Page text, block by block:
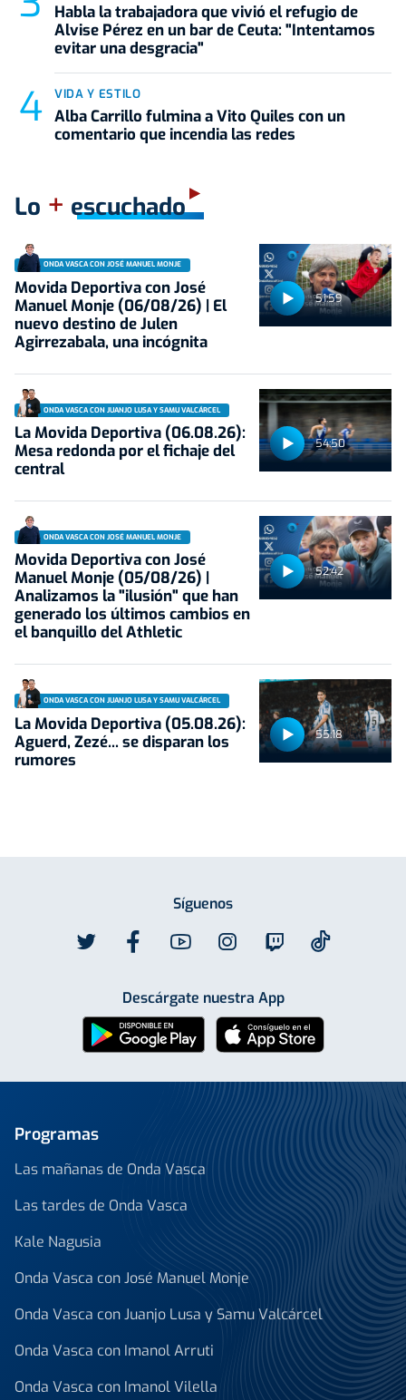
Habla la trabajadora que vivió el refugio de
Alvise Pérez en un bar de Ceuta: "Intentamos
evitar una desgracia"
VIDA Y ESTILO
Alba Carrillo fulmina a Vito Quiles con un
comentario que incendia las redes
Lo + escuchado
51:59
ONDA VASCA CON JOSÉ MANUEL MONJE
Movida Deportiva con José
Manuel Monje (06/08/26) | El
nuevo destino de Julen
Agirrezabala, una incógnita
54:50
ONDA VASCA CON JUANJO LUSA Y SAMU VALCÁRCEL
La Movida Deportiva (06.08.26):
Mesa redonda por el fichaje del
central
52:42
ONDA VASCA CON JOSÉ MANUEL MONJE
Movida Deportiva con José
Manuel Monje (05/08/26) |
Analizamos la "ilusión" que han
generado los últimos cambios en
el banquillo del Athletic
55:18
ONDA VASCA CON JUANJO LUSA Y SAMU VALCÁRCEL
La Movida Deportiva (05.08.26):
Aguerd, Zezé... se disparan los
rumores
Síguenos
Descárgate nuestra App
Programas
Las mañanas de Onda Vasca
Las tardes de Onda Vasca
Kale Nagusia
Onda Vasca con José Manuel Monje
Onda Vasca con Juanjo Lusa y Samu Valcárcel
Onda Vasca con Imanol Arruti
Onda Vasca con Imanol Vilella